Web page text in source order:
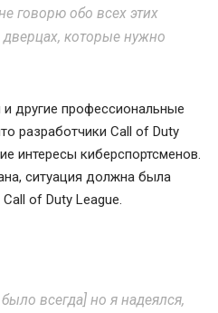
говорю обо всех этих
которые нужно
другие профессиональные
разработчики Call of Duty
интересы киберспортсменов.
ситуация должна была
of Duty League.
всегда] но я надеялся,